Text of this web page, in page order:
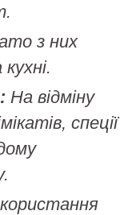
з них
На відміну
спеції